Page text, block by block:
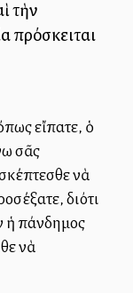
τὴν
πρόσκειται
εἴπατε, ὁ
σᾶς
νὰ
διότι
ἡ πάνδημος
νὰ